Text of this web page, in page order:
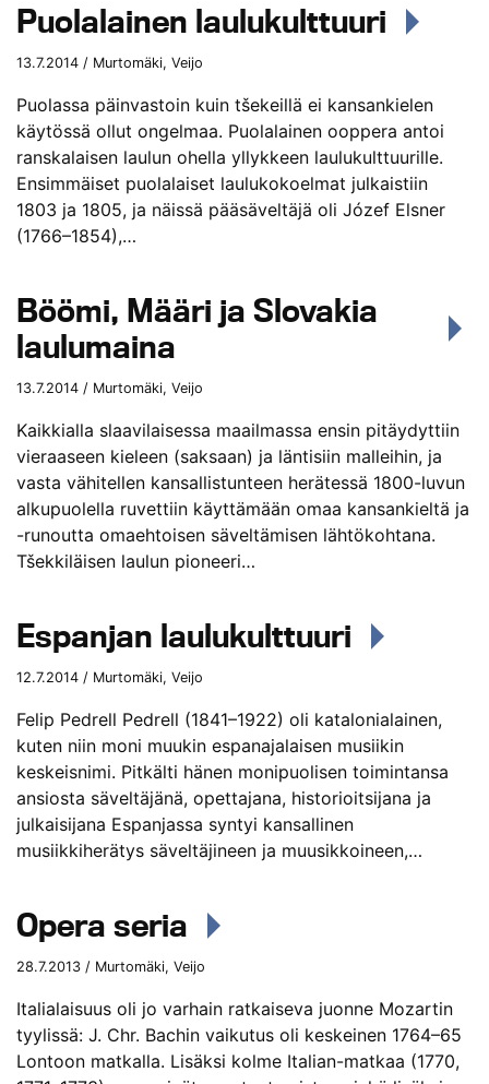
Puolalainen laulukulttuuri
13.7.2014 / Murtomäki, Veijo
Puolassa päinvastoin kuin tšekeillä ei kansankielen
käytössä ollut ongelmaa. Puolalainen ooppera antoi
ranskalaisen laulun ohella yllykkeen laulukulttuurille.
Ensimmäiset puolalaiset laulukokoelmat julkaistiin
1803 ja 1805, ja näissä pääsäveltäjä oli Józef Elsner
(1766–1854),…
Böömi, Määri ja Slovakia
laulumaina
13.7.2014 / Murtomäki, Veijo
Kaikkialla slaavilaisessa maailmassa ensin pitäydyttiin
vieraaseen kieleen (saksaan) ja läntisiin malleihin, ja
vasta vähitellen kansallistunteen herätessä 1800-luvun
alkupuolella ruvettiin käyttämään omaa kansankieltä ja
-runoutta omaehtoisen säveltämisen lähtökohtana.
Tšekkiläisen laulun pioneeri…
Espanjan laulukulttuuri
12.7.2014 / Murtomäki, Veijo
Felip Pedrell Pedrell (1841–1922) oli katalonialainen,
kuten niin moni muukin espanajalaisen musiikin
keskeisnimi. Pitkälti hänen monipuolisen toimintansa
ansiosta säveltäjänä, opettajana, historioitsijana ja
julkaisijana Espanjassa syntyi kansallinen
musiikkiherätys säveltäjineen ja muusikkoineen,…
Opera seria
28.7.2013 / Murtomäki, Veijo
Italialaisuus oli jo varhain ratkaiseva juonne Mozartin
tyylissä: J. Chr. Bachin vaikutus oli keskeinen 1764–65
Lontoon matkalla. Lisäksi kolme Italian-matkaa (1770,